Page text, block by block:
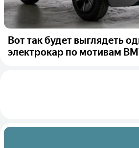
Вот так будет выглядеть
электрокар по мотивам